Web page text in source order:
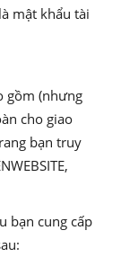
mật khẩu tài
gồm (nhưng
cho giao
bạn truy
bạn cung cấp